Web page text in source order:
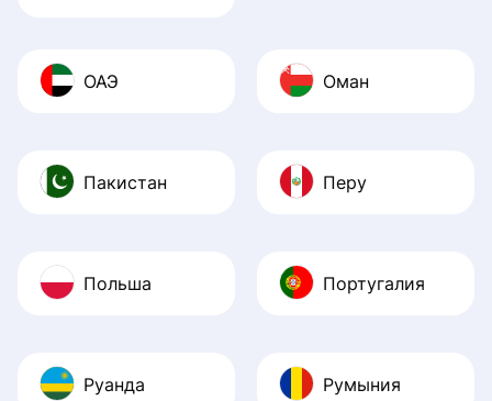
ОАЭ Оман
Пакистан Перу
Польша Португалия
Руанда Румыния